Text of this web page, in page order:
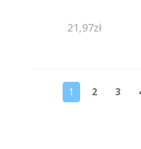
21,97zł
1 2 3